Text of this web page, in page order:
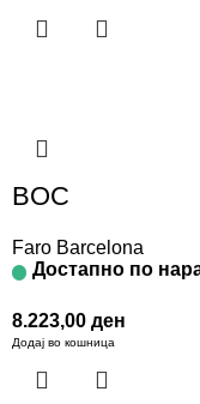
BOC
Faro Barcelona
Достапно по
8.223,00 ден
Додај во кошница